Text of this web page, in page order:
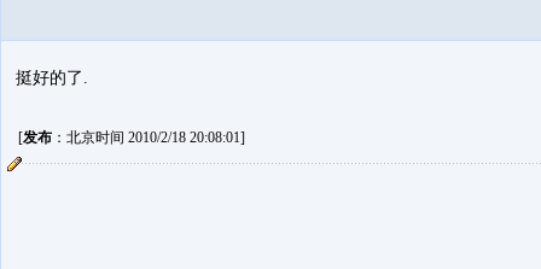
挺好的了.
[发布：北京时间 2010/2/18 20:08:01]